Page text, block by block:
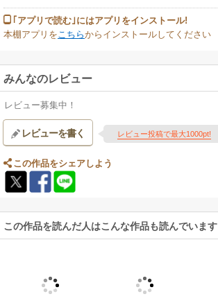
｢アプリで読む｣にはアプリをインストール!
本棚アプリを こちらからインストールしてください
みんなのレビュー
レビュー募集中！
レビューを書く レビュー投稿で最大1000pt!
この作品をシェアしよう
この作品を読んだ人はこんな作品も読んでいます